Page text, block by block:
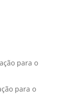
para o
para o